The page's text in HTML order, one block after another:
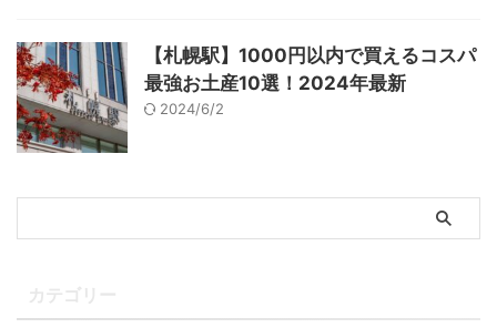
【札幌駅】1000円以内で買えるコスパ
最強お土産10選！2024年最新
2024/6/2